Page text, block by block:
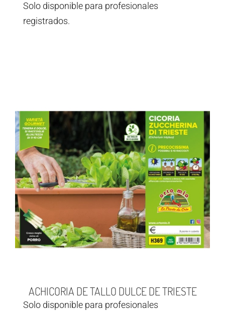
Solo disponible para profesionales
registrados.
ACHICORIA DE TALLO DULCE DE TRIESTE
Solo disponible para profesionales